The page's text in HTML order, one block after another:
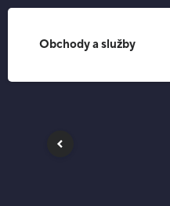
Obchody a služby